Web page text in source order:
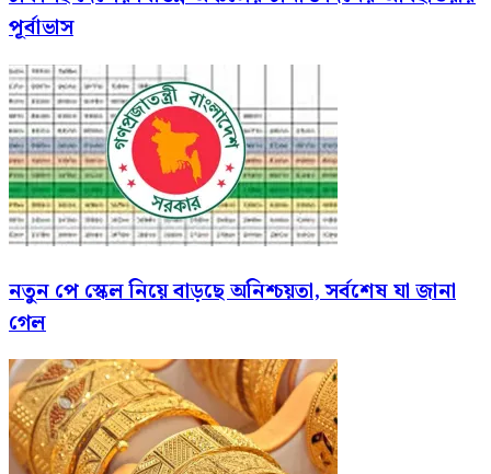
পূর্বাভাস
নতুন পে স্কেল নিয়ে বাড়ছে অনিশ্চয়তা, সর্বশেষ যা জানা
গেল